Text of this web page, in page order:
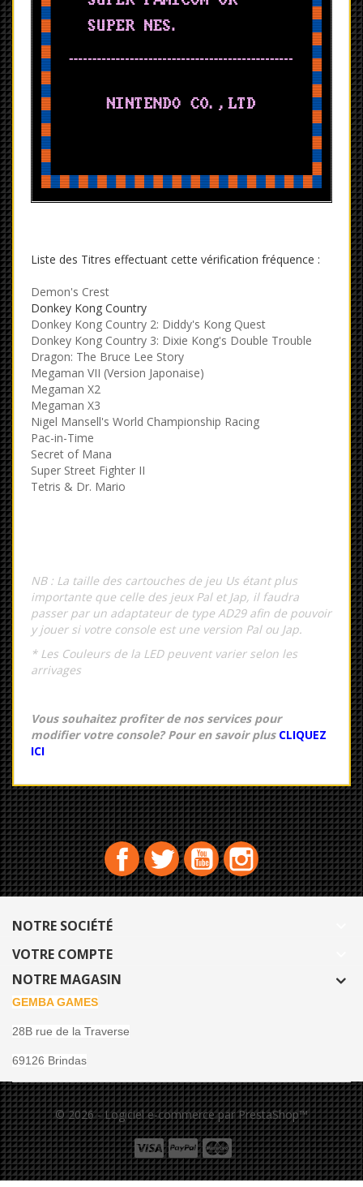
Liste des Titres effectuant cette vérification fréquence :
Demon's Crest
Donkey Kong Country
Donkey Kong Country 2: Diddy's Kong Quest
Donkey Kong Country 3: Dixie Kong's Double Trouble
Dragon: The Bruce Lee Story
Megaman VII (Version Japonaise)
Megaman X2
Megaman X3
Nigel Mansell's World Championship Racing
Pac-in-Time
Secret of Mana
Super Street Fighter II
Tetris & Dr. Mario
NB : La taille des cartouches de jeu Us étant plus
importante que celle des jeux Pal et Jap, il faudra
passer par un adaptateur de type AD29 afin de pouvoir
y jouer si votre console est une version Pal ou Jap.
* Les Couleurs de la LED peuvent varier selon les
arrivages
Vous souhaitez profiter de nos services pour
modifier votre console? Pour en savoir plus CLIQUEZ
ICI
FacebookTwitterYouTubeInstagram
NOTRE SOCIÉTÉ
VOTRE COMPTE
NOTRE MAGASIN
GEMBA GAMES
28B rue de la Traverse
69126 Brindas
© 2026 - Logiciel e-commerce par PrestaShop™